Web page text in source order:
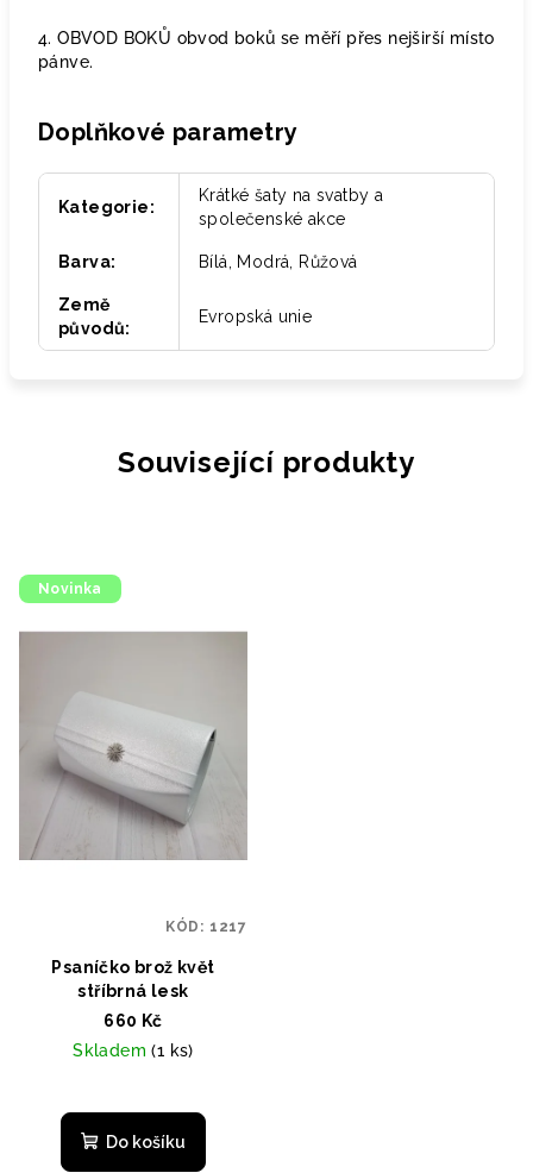
4. OBVOD BOKŮ obvod boků se měří přes nejširší místo
pánve.
Doplňkové parametry
Kategorie:
Krátké šaty na svatby a
společenské akce
Barva: Bílá, Modrá, Růžová
Země
původů:
Evropská unie
Související produkty
Novinka
Psaníčko brož květ
stříbrná lesk
660 Kč
Skladem(1 ks)
Do košíku
KÓD: 1217